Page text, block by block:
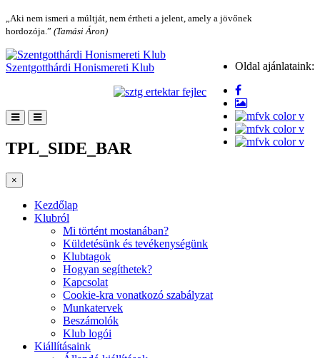
„Aki nem ismeri a múltját, nem értheti a jelent, amely a jövőnek
hordozója.” (Tamási Áron)
Oldal ajánlataink:
Szentgotthárdi Honismereti Klub
TPL_SIDE_BAR
×
Kezdőlap
Klubról
Mi történt mostanában?
Küldetésünk és tevékenységünk
Klubtagok
Hogyan segíthetek?
Kapcsolat
Cookie-kra vonatkozó szabályzat
Munkatervek
Beszámolók
Klub logói
Kiállításaink